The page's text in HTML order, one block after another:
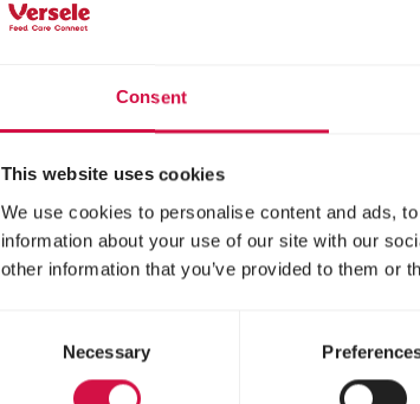
Consent
This website uses cookies
We use cookies to personalise content and ads,
information about your use of our site with our
other information that you’ve provided to them or
Necessary